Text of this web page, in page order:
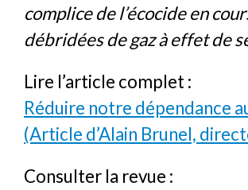
complice de l’écocide en
débridées de gaz à effet de
Lire l’article complet :
Réduire notre dépendance
(Article d’Alain Brunel,
Consulter la revue :